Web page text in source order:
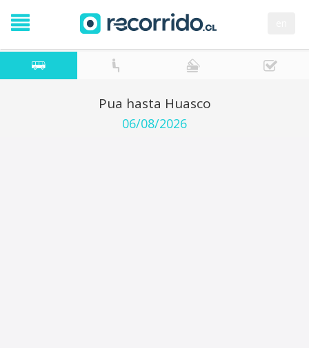
Pua hasta Huasco
06/08/2026